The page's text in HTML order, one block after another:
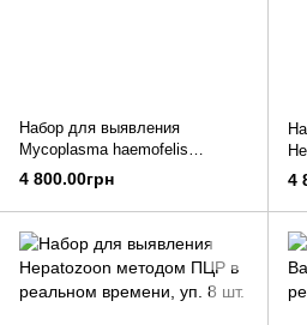
Набор для выявления
Mycoplasma haemofelis
методом ПЦР в реальном
времени, уп. 8 шт.
4 800.00грн 4